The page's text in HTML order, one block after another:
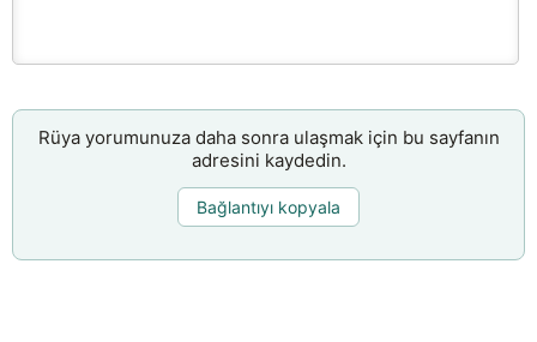
Rüya yorumunuza daha sonra ulaşmak için bu sayfanın
adresini kaydedin.
Bağlantıyı kopyala